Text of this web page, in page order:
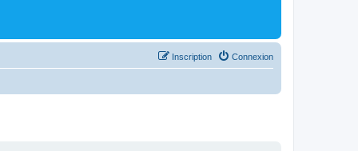
Connexion
Inscription